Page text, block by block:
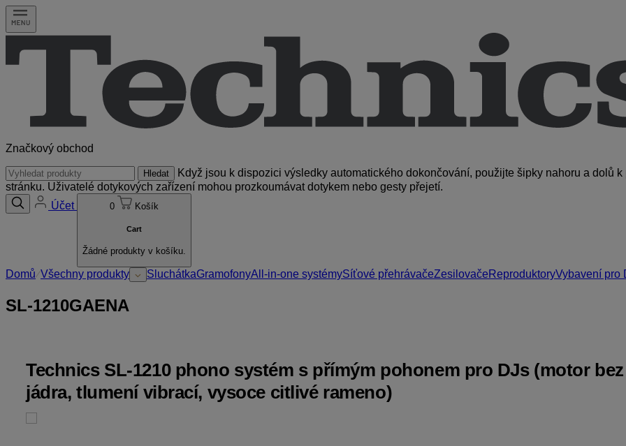
Značkový obchod
Vyhledávání
Když jsou k dispozici výsledky automatického dokončování, použijte šipky nahoru a dolů
stránku. Uživatelé dotykových zařízení mohou prozkoumávat dotykem nebo gesty přejetí.
Účet
0 Košík
Cart
Žádné produkty v košíku.
Domů Všechny produkty SluchátkaGramofonyAll-in-one systémySíťové přehrávačeZesilovače ReproduktoryVybavení pro
SL-1210GAENA
Technics SL-1210 phono systém s přímým pohonem pro DJs (motor bez
jádra, tlumení vibrací, vysoce citlivé rameno)